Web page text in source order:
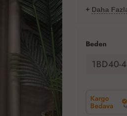
+ Daha
Beden
1BD40-